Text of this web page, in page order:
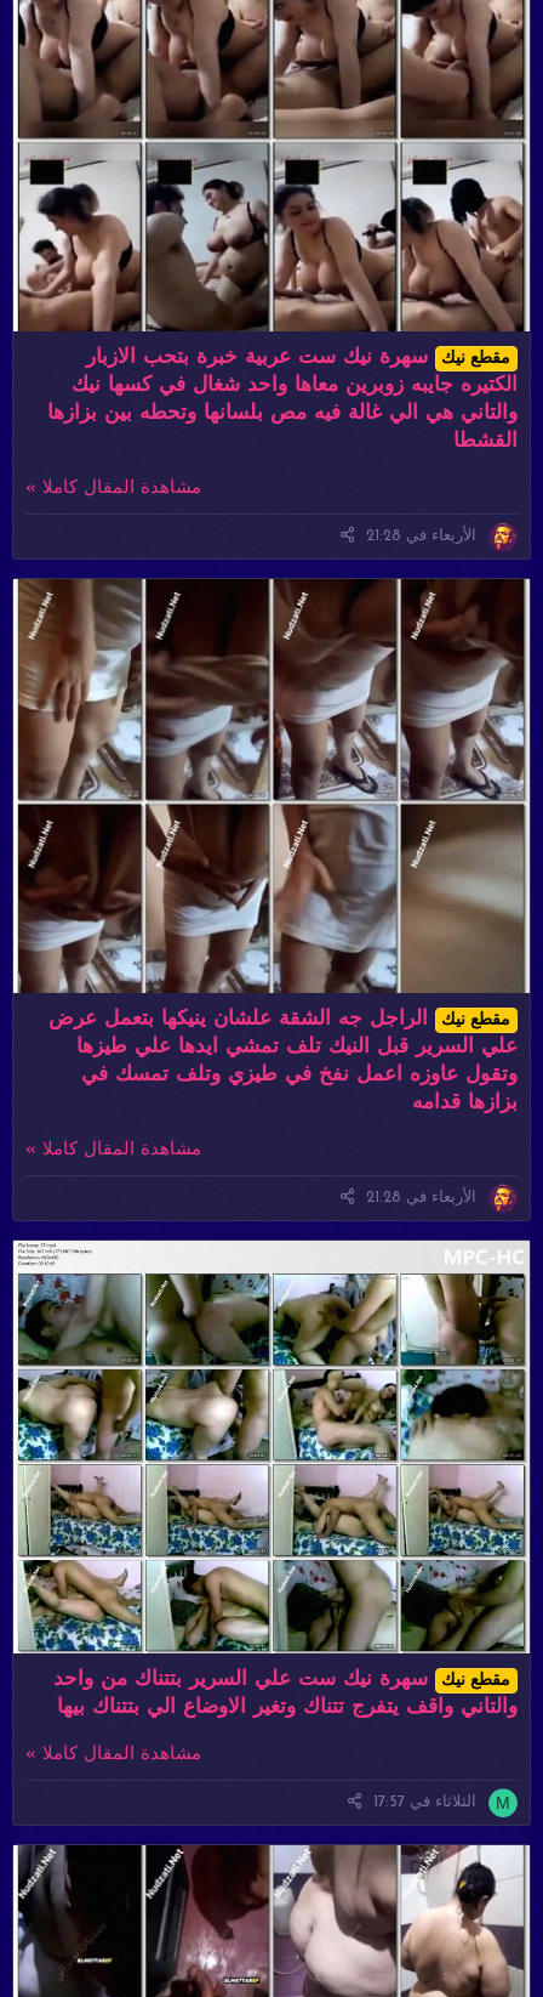
مقطع نيك
سهرة نيك ست عربية خبرة بتحب الازبار
الكتيره جايبه زوبرين معاها واحد شغال في كسها نيك
والتاني هي الي غالة فيه مص بلسانها وتحطه بين بزازها
القشطا
مشاهدة المقال كاملا »
الأربعاء في 21:28
مقطع نيك
الراجل جه الشقة علشان ينيكها بتعمل عرض
علي السرير قبل النيك تلف تمشي ايدها علي طيزها
وتقول عاوزه اعمل نفخ في طيزي وتلف تمسك في
بزازها قدامه
مشاهدة المقال كاملا »
الأربعاء في 21:28
مقطع نيك
سهرة نيك ست علي السرير بتتناك من واحد
والتاني واقف يتفرج تتناك وتغير الاوضاع الي بتتناك بيها
مشاهدة المقال كاملا »
M الثلاثاء في 17:57